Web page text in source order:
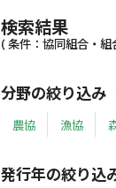
検索結果
( 条件：協同組合・
分野の絞り込み
農協 漁協
発行年の絞り込